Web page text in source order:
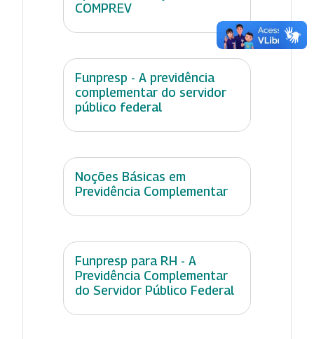
COMPREV
Funpresp - A previdência
complementar do servidor
público federal
Noções Básicas em
Previdência Complementar
Funpresp para RH - A
Previdência Complementar
do Servidor Público Federal